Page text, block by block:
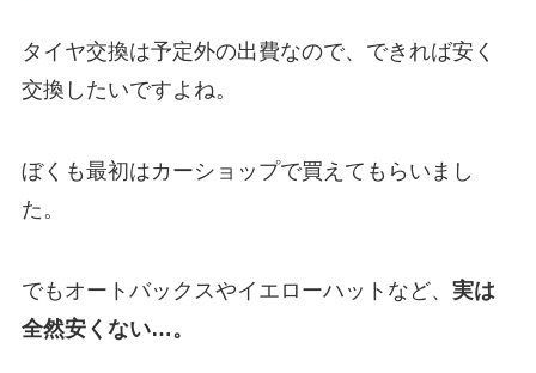
タイヤ交換は予定外の出費なので、できれば安く
交換したいですよね。
ぼくも最初はカーショップで買えてもらいまし
た。
でもオートバックスやイエローハットなど、 実は
全然安くない…。